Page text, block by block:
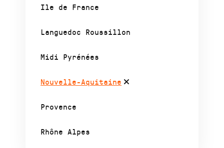
Ile de France
Languedoc Roussillon
Midi Pyrénées
Nouvelle-Aquitaine
Provence
Rhône Alpes